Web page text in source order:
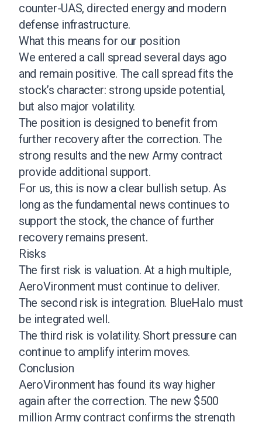
counter-UAS, directed energy and modern
defense infrastructure.
What this means for our position
We entered a call spread several days ago
and remain positive. The call spread fits the
stock’s character: strong upside potential,
but also major volatility.
The position is designed to benefit from
further recovery after the correction. The
strong results and the new Army contract
provide additional support.
For us, this is now a clear bullish setup. As
long as the fundamental news continues to
support the stock, the chance of further
recovery remains present.
Risks
The first risk is valuation. At a high multiple,
AeroVironment must continue to deliver.
The second risk is integration. BlueHalo must
be integrated well.
The third risk is volatility. Short pressure can
continue to amplify interim moves.
Conclusion
AeroVironment has found its way higher
again after the correction. The new $500
million Army contract confirms the strength